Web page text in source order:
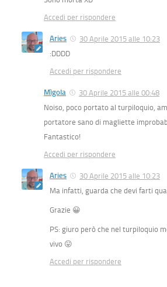
Accedi per rispondere
Aries
30 Aprile 2015 alle 10:23
:DDDD
Accedi per rispondere
Mìgola
30 Aprile 2015 alle 00:48
Noiso, poco portato al turpiloquio,
portatore sano di magliette
Fantastico!
Accedi per rispondere
Aries
30 Aprile 2015 alle 10:23
Ma infatti, guarda che devi farti
Grazie 😀
PS: giuro però che nel turpiloquio
vivo 😛
Accedi per rispondere